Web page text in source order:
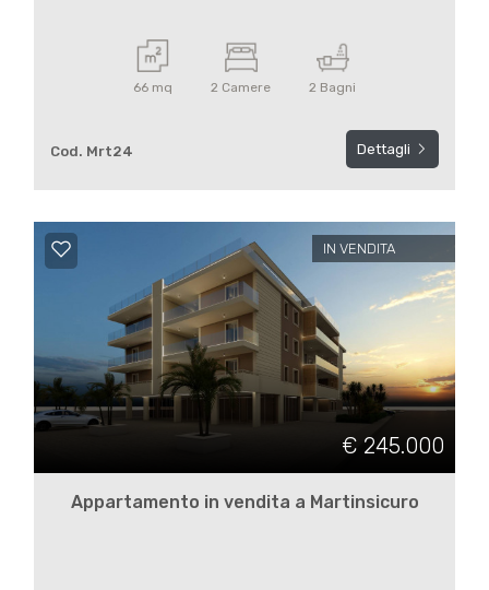
66 mq 2 Camere 2 Bagni
Cod. Mrt24 Dettagli
IN VENDITA
€ 245.000
Appartamento in vendita a Martinsicuro
4
5+
Camere